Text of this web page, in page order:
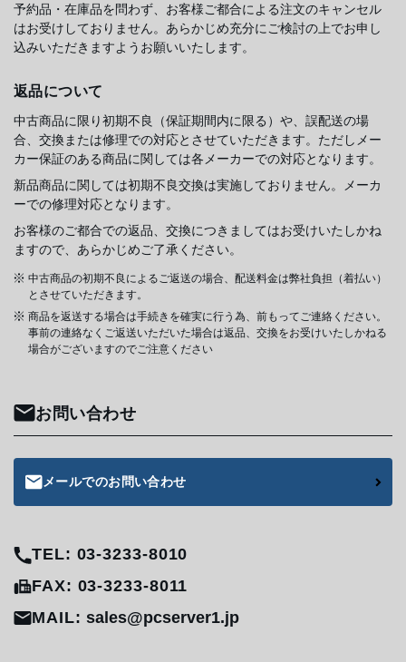
予約品・在庫品を問わず、お客様ご都合による注文のキャンセル
はお受けしておりません。あらかじめ充分にご検討の上でお申し
込みいただきますようお願いいたします。
返品について
中古商品に限り初期不良（保証期間内に限る）や、誤配送の場
合、交換または修理での対応とさせていただきます。ただしメー
カー保証のある商品に関しては各メーカーでの対応となります。
新品商品に関しては初期不良交換は実施しておりません。メーカ
ーでの修理対応となります。
お客様のご都合での返品、交換につきましてはお受けいたしかね
ますので、あらかじめご了承ください。
中古商品の初期不良によるご返送の場合、配送料金は弊社負担（着払い）
とさせていただきます。
商品を返送する場合は手続きを確実に行う為、前もってご連絡ください。
事前の連絡なくご返送いただいた場合は返品、交換をお受けいたしかねる
場合がございますのでご注意ください
お問い合わせ
メールでのお問い合わせ
TEL: 03-3233-8010
FAX: 03-3233-8011
MAIL:sales@pcserver1.jp